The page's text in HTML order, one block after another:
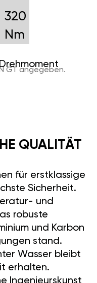
320
Nm
GT angegeben.
QUALITÄT
für erstklassige
Sicherheit.
und
robuste
und Karbon
stand.
Wasser bleibt
erhalten.
Ingenieurskunst